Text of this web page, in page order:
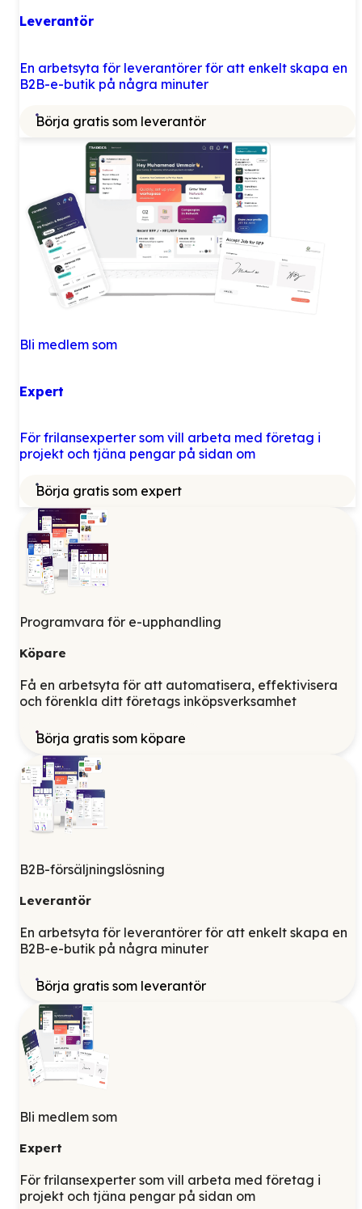
Leverantör
En arbetsyta för leverantörer för att enkelt skapa en
B2B-e-butik på några minuter
Börja gratis som leverantör
Bli medlem som
Expert
För frilansexperter som vill arbeta med företag i
projekt och tjäna pengar på sidan om
Börja gratis som expert
Programvara för e-upphandling
Köpare
Få en arbetsyta för att automatisera, effektivisera
och förenkla ditt företags inköpsverksamhet
Börja gratis som köpare
B2B-försäljningslösning
Leverantör
En arbetsyta för leverantörer för att enkelt skapa en
B2B-e-butik på några minuter
Börja gratis som leverantör
Bli medlem som
Expert
För frilansexperter som vill arbeta med företag i
projekt och tjäna pengar på sidan om